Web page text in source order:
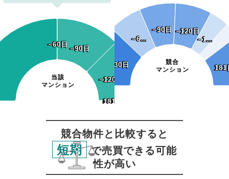
当該
マンション
~60日
~60日
~90日
~90日
~120日
~120日
~150日
~150日
~180日
~180日
181日~
181日~
競合
マンション
~30日
~30日
~6…
~6…
~90日
~90日 ~120日
~120日
~1…
~1…
181
181
競合物件と比較すると
短期
で売買できる可能
性が高い